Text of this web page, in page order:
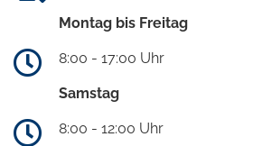
Montag bis Freitag
8:00 - 17:00 Uhr
Samstag
8:00 - 12:00 Uhr